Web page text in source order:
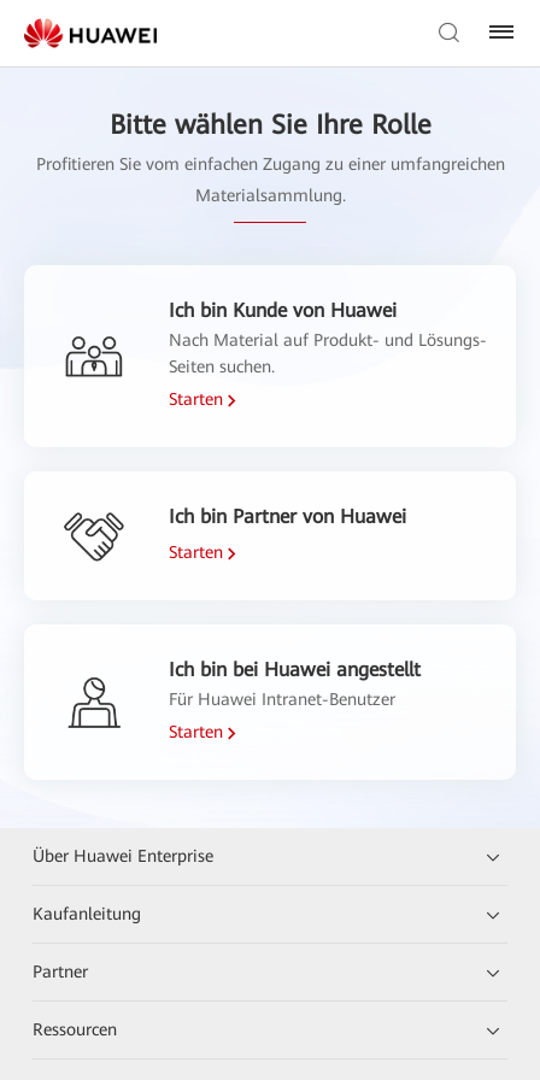
Bitte wählen Sie Ihre Rolle
Profitieren Sie vom einfachen Zugang zu einer umfangreichen
Materialsammlung.
Ich bin Kunde von Huawei
Nach Material auf Produkt- und Lösungs-
Seiten suchen.
Starten
Ich bin Partner von Huawei
Starten
Ich bin bei Huawei angestellt
Für Huawei Intranet-Benutzer
Starten
Über Huawei Enterprise
Kaufanleitung
Partner
Ressourcen